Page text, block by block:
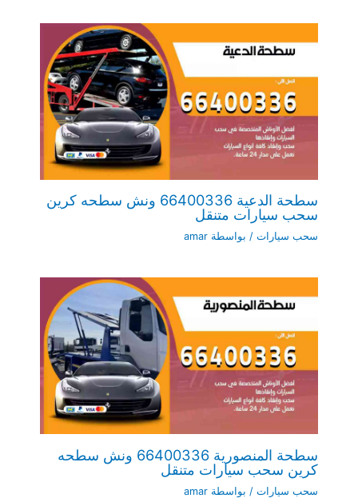
سطحة الدعية 66400336 ونش سطحه كرين
سحب سيارات متنقل
سحب سيارات/ بواسطة amar
سطحة المنصورية 66400336 ونش سطحه
كرين سحب سيارات متنقل
سحب سيارات/ بواسطة amar